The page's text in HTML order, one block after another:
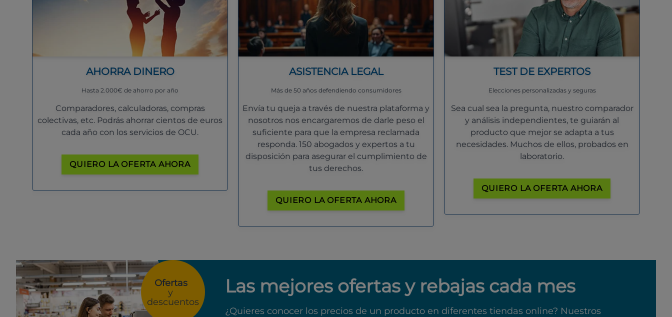
AHORRA DINERO
Hasta 2.000€ de ahorro por año
Comparadores, calculadoras, compras
colectivas, etc. Podrás ahorrar cientos de euros
cada año con los servicios de OCU.
QUIERO LA OFERTA AHORA
ASISTENCIA LEGAL
Más de 50 años defendiendo consumidores
Envía tu queja a través de nuestra plataforma y
nosotros nos encargaremos de darle peso el
suficiente para que la empresa reclamada
responda. 150 abogados y expertos a tu
disposición para asegurar el cumplimiento de
tus derechos.
QUIERO LA OFERTA AHORA
TEST DE EXPERTOS
Elecciones personalizadas y seguras
Sea cual sea la pregunta, nuestro comparador
y análisis independientes, te guiarán al
producto que mejor se adapta a tus
necesidades. Muchos de ellos, probados en
laboratorio.
QUIERO LA OFERTA AHORA
Ofertas
y
descuentos
Las mejores ofertas y rebajas cada mes
¿Quieres conocer los precios de un producto en diferentes tiendas online? Nuestros